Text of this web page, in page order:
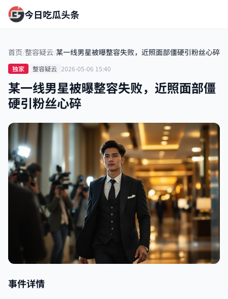
今日吃瓜头条
首页/整容疑云/某一线男星被曝整容失败，近照面部僵硬引粉丝心碎
独家 整容疑云 2026-05-06 15:40
某一线男星被曝整容失败，近照面部僵
硬引粉丝心碎
事件详情